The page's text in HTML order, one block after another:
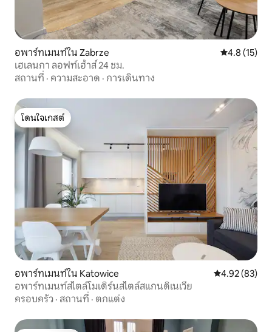
อพาร์ทเมนท์ใน Zabrze คะแนนเฉลี่ย
4.8 (15)
เฮเลนกา ลอฟท์เฮ้าส์ 24 ชม.
สถานที่ · ความสะอาด · การเดินทาง
โดนใจเกสต์
โดนใจเกสต์
อพาร์ทเมนท์ใน Katowice คะแนนเฉลี่ย
4.92 (83)
อพาร์ทเมนท์สไตล์โมเดิร์นสไตล์สแกนดิเนเวีย
ครอบครัว · สถานที่ · ตกแต่ง